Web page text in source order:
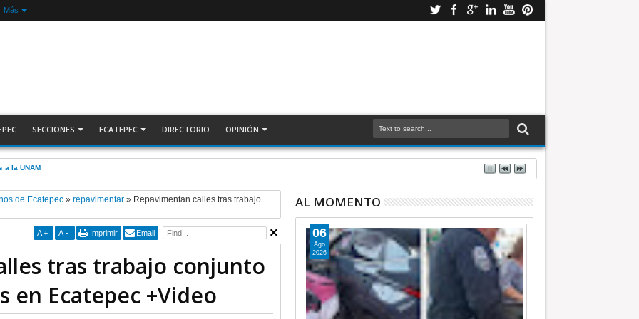
Más
SECCIONES ECATEPEC DIRECTORIO OPINIÓN
la UNAM + COMENTARIO A TIEMPO
de Ecatepec» repavimentar» Repavimentan calles tras trabajo
A + A - Imprimir Email
tras trabajo conjunto
en Ecatepec +Video
AL MOMENTO
06
Ago
2026